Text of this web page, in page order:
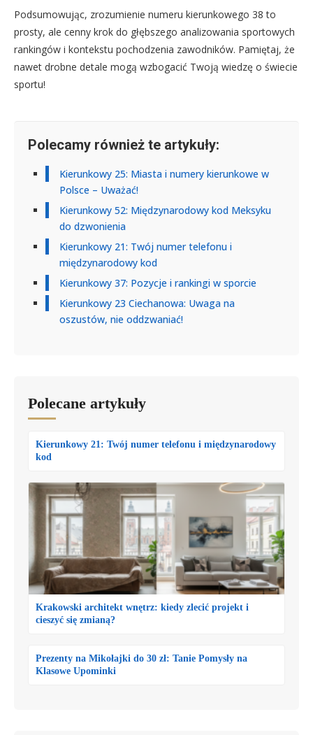
Podsumowując, zrozumienie numeru kierunkowego 38 to
prosty, ale cenny krok do głębszego analizowania sportowych
rankingów i kontekstu pochodzenia zawodników. Pamiętaj, że
nawet drobne detale mogą wzbogacić Twoją wiedzę o świecie
sportu!
Polecamy również te artykuły:
Kierunkowy 25: Miasta i numery kierunkowe w
Polsce – Uważać!
Kierunkowy 52: Międzynarodowy kod Meksyku
do dzwonienia
Kierunkowy 21: Twój numer telefonu i
międzynarodowy kod
Kierunkowy 37: Pozycje i rankingi w sporcie
Kierunkowy 23 Ciechanowa: Uwaga na
oszustów, nie oddzwaniać!
Polecane artykuły
Kierunkowy 21: Twój numer telefonu i międzynarodowy
kod
Krakowski architekt wnętrz: kiedy zlecić projekt i
cieszyć się zmianą?
Prezenty na Mikołajki do 30 zł: Tanie Pomysły na
Klasowe Upominki